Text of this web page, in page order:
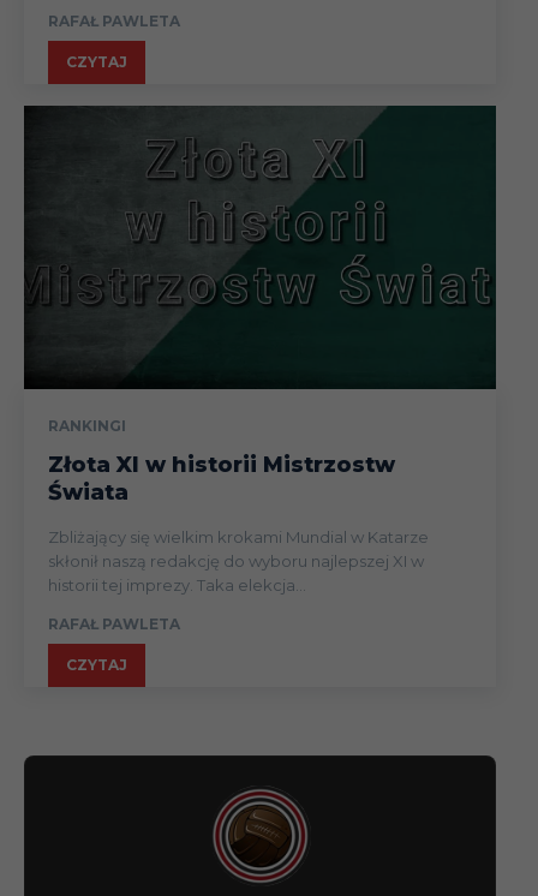
RAFAŁ PAWLETA
CZYTAJ
RANKINGI
Złota XI w historii Mistrzostw
Świata
Zbliżający się wielkim krokami Mundial w Katarze
skłonił naszą redakcję do wyboru najlepszej XI w
historii tej imprezy. Taka elekcja...
RAFAŁ PAWLETA
CZYTAJ